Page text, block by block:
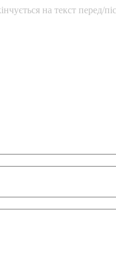
на текст перед/